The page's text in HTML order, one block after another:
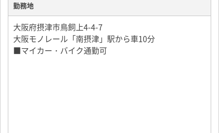
この求人へ応募する
For non-Japanese nationals, please apply only if
you are able to read, write, and converse in
Japanese as required for the job.
勤務地
大阪府摂津市鳥飼上4-4-7
大阪モノレール「南摂津」駅から車10分
■マイカー・バイク通勤可